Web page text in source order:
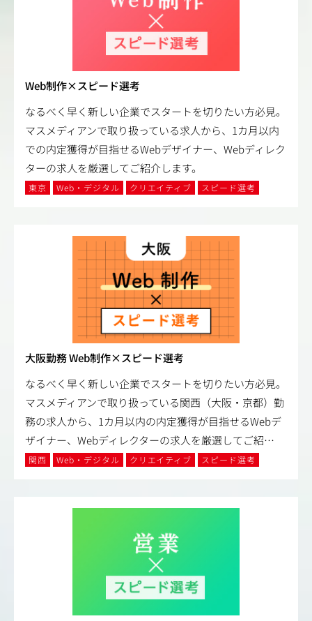
Web制作×スピード選考
なるべく早く新しい企業でスタートを切りたい方必見。
マスメディアンで取り扱っている求人から、1カ月以内
での内定獲得が目指せるWebデザイナー、Webディレク
ターの求人を厳選してご紹介します。
東京 Web・デジタル クリエイティブ スピード選考
大阪勤務 Web制作×スピード選考
なるべく早く新しい企業でスタートを切りたい方必見。
マスメディアンで取り扱っている関西（大阪・京都）勤
務の求人から、1カ月以内の内定獲得が目指せるWebデ
ザイナー、Webディレクターの求人を厳選してご紹…
関西 Web・デジタル クリエイティブ スピード選考